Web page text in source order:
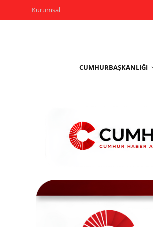
Kurumsal
CUMHURBAŞKANLIĞI
Yerel Yönetimler